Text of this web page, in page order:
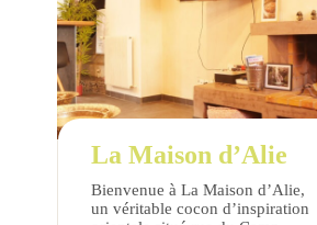
La Maison d’Alie
Bienvenue à La Maison d’Alie,
un véritable cocon d’inspiration